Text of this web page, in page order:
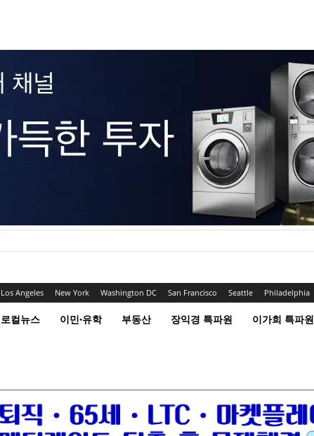
Los Angeles New York Washington DC San Francisco Seattle Philadelphia
로컬뉴스 이민·유학 부동산 장익경 특파원 이가희 특파원